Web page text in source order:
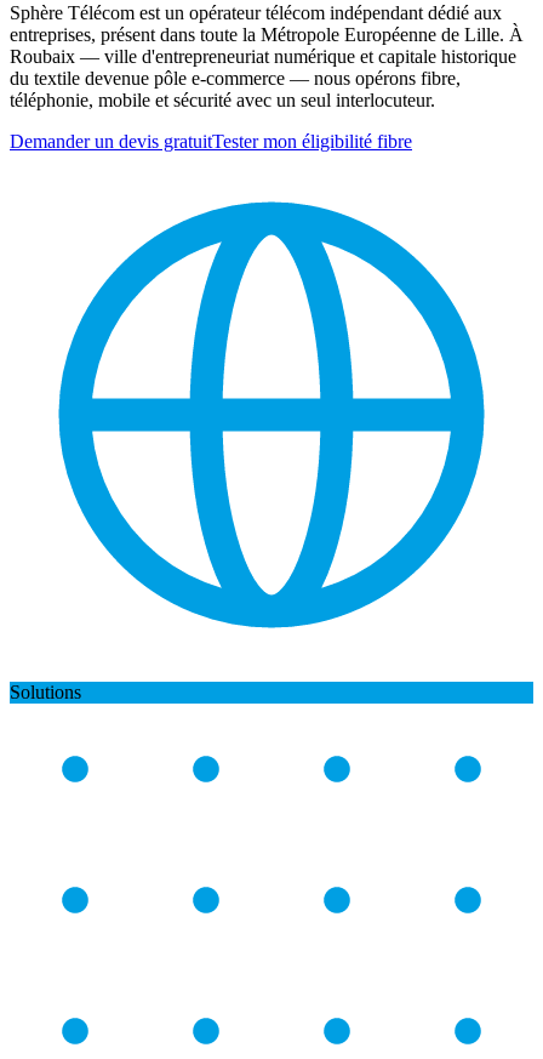
Sphère Télécom est un opérateur télécom indépendant dédié aux
entreprises, présent dans toute la Métropole Européenne de Lille. À
Roubaix — ville d'entrepreneuriat numérique et capitale historique
du textile devenue pôle e-commerce — nous opérons fibre,
téléphonie, mobile et sécurité avec un seul interlocuteur.
Demander un devis gratuitTester mon éligibilité fibre
Solutions